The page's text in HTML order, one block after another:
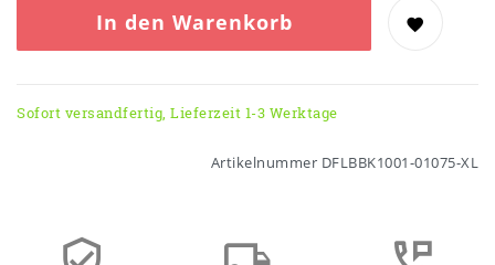
In den Warenkorb
Sofort versandfertig, Lieferzeit 1-3 Werktage
Artikelnummer DFLBBK1001-01075-XL